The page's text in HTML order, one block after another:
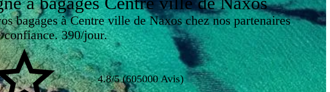
bagages à Centre ville de Naxos chez nos partenaires
confiance. 390/jour.
4.8/5 (605000 Avis)